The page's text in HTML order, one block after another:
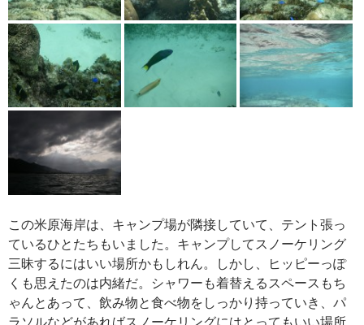
この米原海岸は、キャンプ場が隣接していて、テント張っ
ているひとたちもいました。キャンプしてスノーケリング
三昧するにはいい場所かもしれん。しかし、ヒッピーっぽ
くも思えたのは内緒だ。シャワーも着替えるスペースもち
ゃんとあって、飲み物と食べ物をしっかり持っていき、パ
ラソルなどがあればスノーケリングにはとってもいい場所